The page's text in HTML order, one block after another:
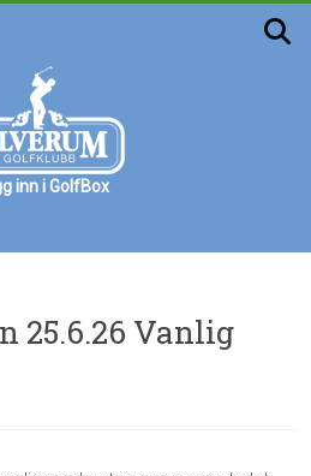
inn i GolfBox
25.6.26 Vanlig